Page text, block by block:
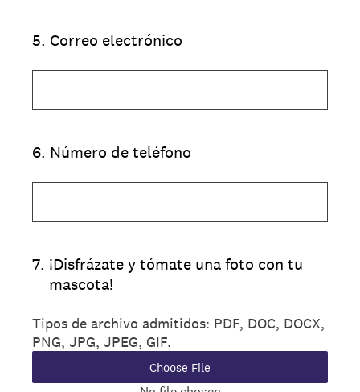
5. Correo electrónico
6. Número de teléfono
7. ¡Disfrázate y tómate una foto con tu
mascota!
Tipos de archivo admitidos: PDF, DOC, DOCX,
PNG, JPG, JPEG, GIF.
Choose File